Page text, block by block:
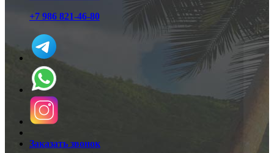
+7 986 821-46-80
Заказать звонок